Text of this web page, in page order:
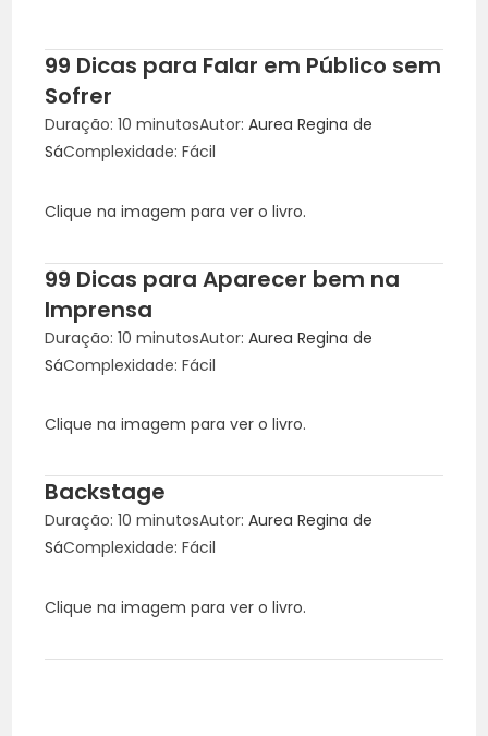
99 Dicas para Falar em Público sem
Sofrer
Duração: 10 minutosAutor:Aurea Regina de
SáComplexidade: Fácil
Clique na imagem para ver o livro.
99 Dicas para Aparecer bem na
Imprensa
Duração: 10 minutosAutor:Aurea Regina de
SáComplexidade: Fácil
Clique na imagem para ver o livro.
Backstage
Duração: 10 minutosAutor:Aurea Regina de
SáComplexidade: Fácil
Clique na imagem para ver o livro.